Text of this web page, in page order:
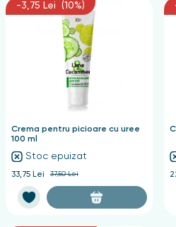
-3,75 Lei (10%)
Crema pentru picioare cu uree
100 ml
Stoc epuizat
33,75 Lei 37,50 Lei